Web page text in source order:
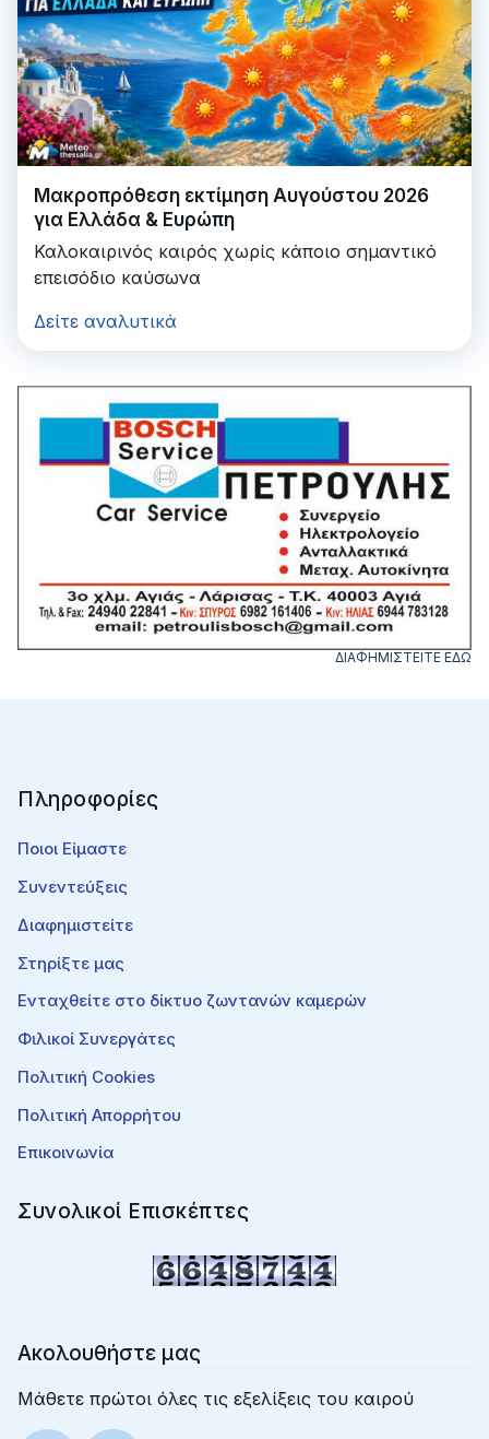
Μακροπρόθεση εκτίμηση Αυγούστου 2026
για Ελλάδα & Ευρώπη
Καλοκαιρινός καιρός χωρίς κάποιο σημαντικό
επεισόδιο καύσωνα
Δείτε αναλυτικά
ΔΙΑΦΗΜΙΣΤΕΙΤΕ ΕΔΩ
Πληροφορίες
Ποιοι Είμαστε
Συνεντεύξεις
Διαφημιστείτε
Στηρίξτε μας
Ενταχθείτε στο δίκτυο ζωντανών καμερών
Φιλικοί Συνεργάτες
Πολιτική Cookies
Πολιτική Απορρήτου
Επικοινωνία
Συνολικοί Επισκέπτες
Ακολουθήστε μας
Μάθετε πρώτοι όλες τις εξελίξεις του καιρού